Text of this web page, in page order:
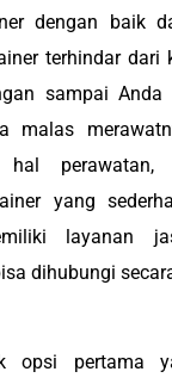
dengan baik
terhindar dari
sampai Anda
malas
perawatan,
yang
layanan
dihubungi
opsi pertama